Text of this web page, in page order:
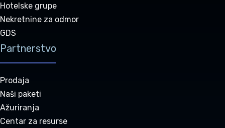
Hotelske grupe
Nekretnine za odmor
GDS
Partnerstvo
Prodaja
Naši paketi
Ažuriranja
Centar za resurse